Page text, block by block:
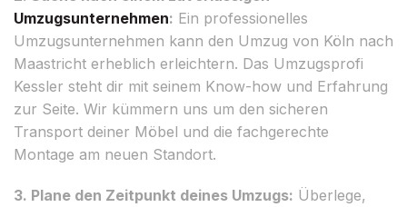
Umzugsunternehmen: Ein professionelles
Umzugsunternehmen kann den Umzug von Köln nach
Maastricht erheblich erleichtern. Das Umzugsprofi
Kessler steht dir mit seinem Know-how und Erfahrung
zur Seite. Wir kümmern uns um den sicheren
Transport deiner Möbel und die fachgerechte
Montage am neuen Standort.
3. Plane den Zeitpunkt deines Umzugs: Überlege,